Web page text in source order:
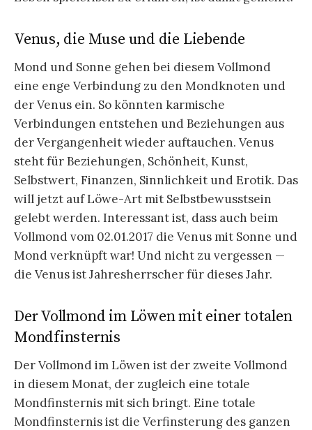
Venus, die Muse und die Liebende
Mond und Sonne gehen bei diesem Vollmond
eine enge Verbindung zu den Mondknoten und
der Venus ein. So könnten karmische
Verbindungen entstehen und Beziehungen aus
der Vergangenheit wieder auftauchen. Venus
steht für Beziehungen, Schönheit, Kunst,
Selbstwert, Finanzen, Sinnlichkeit und Erotik. Das
will jetzt auf Löwe-Art mit Selbstbewusstsein
gelebt werden. Interessant ist, dass auch beim
Vollmond vom 02.01.2017 die Venus mit Sonne und
Mond verknüpft war! Und nicht zu vergessen —
die Venus ist Jahresherrscher für dieses Jahr.
Der Vollmond im Löwen mit einer totalen
Mondfinsternis
Der Vollmond im Löwen ist der zweite Vollmond
in diesem Monat, der zugleich eine totale
Mondfinsternis mit sich bringt. Eine totale
Mondfinsternis ist die Verfinsterung des ganzen